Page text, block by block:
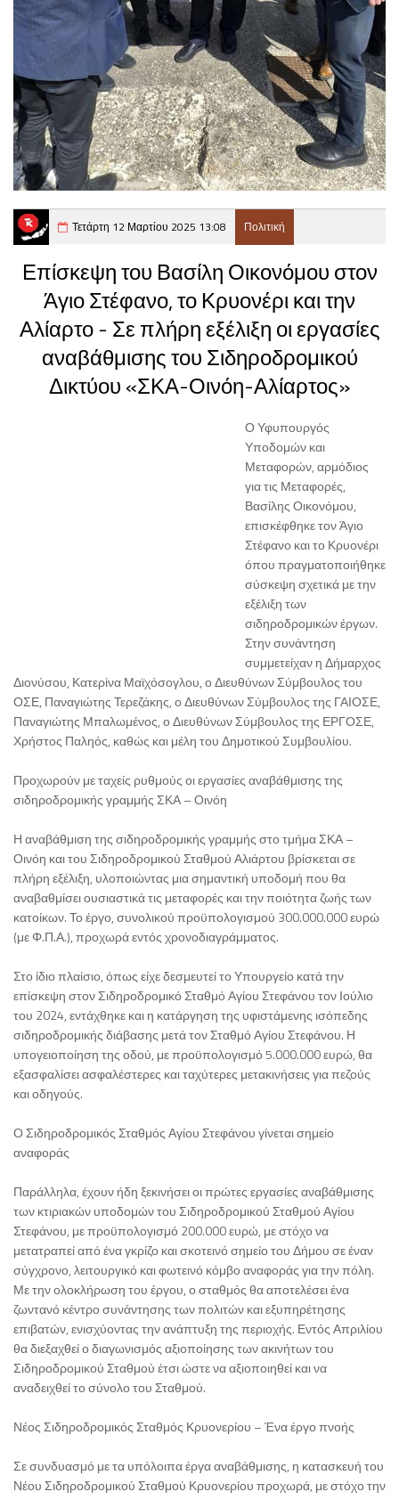
Τετάρτη 12 Μαρτίου 2025 13:08 Πολιτική
Επίσκεψη του Βασίλη Οικονόμου στον
Άγιο Στέφανο, το Κρυονέρι και την
Αλίαρτο - Σε πλήρη εξέλιξη οι εργασίες
αναβάθμισης του Σιδηροδρομικού
Δικτύου «ΣΚΑ-Οινόη-Αλίαρτος»
Ο Υφυπουργός
Υποδομών και
Μεταφορών, αρμόδιος
για τις Μεταφορές,
Βασίλης Οικονόμου,
επισκέφθηκε τον Άγιο
Στέφανο και το Κρυονέρι
όπου πραγματοποιήθηκε
σύσκεψη σχετικά με την
εξέλιξη των
σιδηροδρομικών έργων.
Στην συνάντηση
συμμετείχαν η Δήμαρχος
Διονύσου, Κατερίνα Μαϊχόσογλου, ο Διευθύνων Σύμβουλος του
ΟΣΕ, Παναγιώτης Τερεζάκης, ο Διευθύνων Σύμβουλος της ΓΑΙΟΣΕ,
Παναγιώτης Μπαλωμένος, ο Διευθύνων Σύμβουλος της ΕΡΓΟΣΕ,
Χρήστος Παληός, καθώς και μέλη του Δημοτικού Συμβουλίου.
Προχωρούν με ταχείς ρυθμούς οι εργασίες αναβάθμισης της
σιδηροδρομικής γραμμής ΣΚΑ – Οινόη
Η αναβάθμιση της σιδηροδρομικής γραμμής στο τμήμα ΣΚΑ –
Οινόη και του Σιδηροδρομικού Σταθμού Αλιάρτου βρίσκεται σε
πλήρη εξέλιξη, υλοποιώντας μια σημαντική υποδομή που θα
αναβαθμίσει ουσιαστικά τις μεταφορές και την ποιότητα ζωής των
κατοίκων. Το έργο, συνολικού προϋπολογισμού 300.000.000 ευρώ
(με Φ.Π.Α.), προχωρά εντός χρονοδιαγράμματος.
Στο ίδιο πλαίσιο, όπως είχε δεσμευτεί το Υπουργείο κατά την
επίσκεψη στον Σιδηροδρομικό Σταθμό Αγίου Στεφάνου τον Ιούλιο
του 2024, εντάχθηκε και η κατάργηση της υφιστάμενης ισόπεδης
σιδηροδρομικής διάβασης μετά τον Σταθμό Αγίου Στεφάνου. Η
υπογειοποίηση της οδού, με προϋπολογισμό 5.000.000 ευρώ, θα
εξασφαλίσει ασφαλέστερες και ταχύτερες μετακινήσεις για πεζούς
και οδηγούς.
Ο Σιδηροδρομικός Σταθμός Αγίου Στεφάνου γίνεται σημείο
αναφοράς
Παράλληλα, έχουν ήδη ξεκινήσει οι πρώτες εργασίες αναβάθμισης
των κτιριακών υποδομών του Σιδηροδρομικού Σταθμού Αγίου
Στεφάνου, με προϋπολογισμό 200.000 ευρώ, με στόχο να
μετατραπεί από ένα γκρίζο και σκοτεινό σημείο του Δήμου σε έναν
σύγχρονο, λειτουργικό και φωτεινό κόμβο αναφοράς για την πόλη.
Με την ολοκλήρωση του έργου, ο σταθμός θα αποτελέσει ένα
ζωντανό κέντρο συνάντησης των πολιτών και εξυπηρέτησης
επιβατών, ενισχύοντας την ανάπτυξη της περιοχής. Εντός Απριλίου
θα διεξαχθεί ο διαγωνισμός αξιοποίησης των ακινήτων του
Σιδηροδρομικού Σταθμού έτσι ώστε να αξιοποιηθεί και να
αναδειχθεί το σύνολο του Σταθμού.
Νέος Σιδηροδρομικός Σταθμός Κρυονερίου – Ένα έργο πνοής
Σε συνδυασμό με τα υπόλοιπα έργα αναβάθμισης, η κατασκευή του
Νέου Σιδηροδρομικού Σταθμού Κρυονερίου προχωρά, με στόχο την